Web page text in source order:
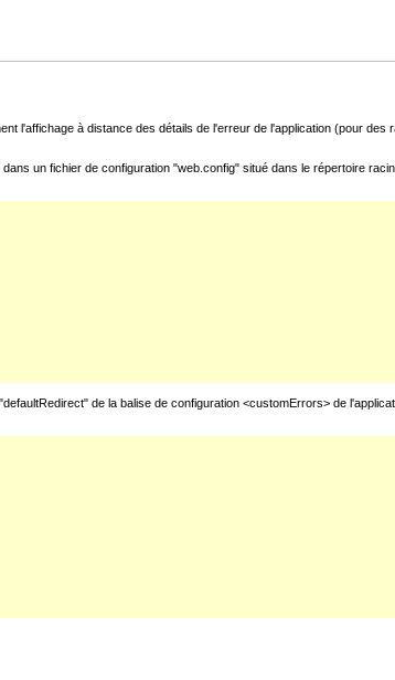
l'affichage à distance des détails de l'erreur de l'application (pour
un fichier de configuration "web.config" situé dans le répertoire
de la balise de configuration <customErrors> de